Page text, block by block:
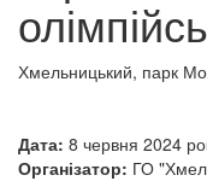
Хмельницький, парк
Дата: 8 червня 2024
Організатор: ГО